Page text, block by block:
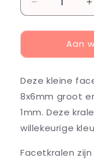
Aantal
verlagen
voor
kralen
Multi-
Colour
Shine,
+/-
stuks
Aan
Deze kleine
8x6mm groot
1mm. Deze
willekeurige
Facetkralen